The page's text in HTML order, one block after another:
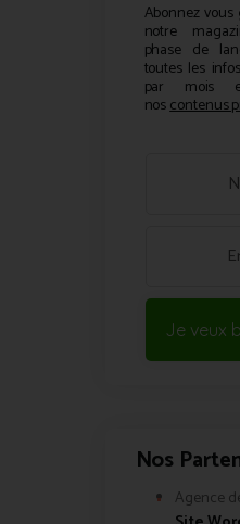
Abonnez vous
notre
phase de
toutes les
par mois
noscontenus
Je veux
Nos
Agence